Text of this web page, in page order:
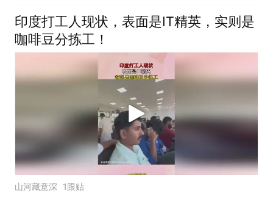
印度打工人现状，表面是IT精英，实则是
咖啡豆分拣工！
山河藏意深 1跟贴